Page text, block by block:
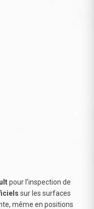
pour l’inspection de
sur les surfaces
même en positions